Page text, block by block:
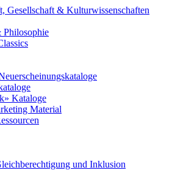
Gesellschaft & Kulturwissenschaften
Kataloge
Material
und Inklusion